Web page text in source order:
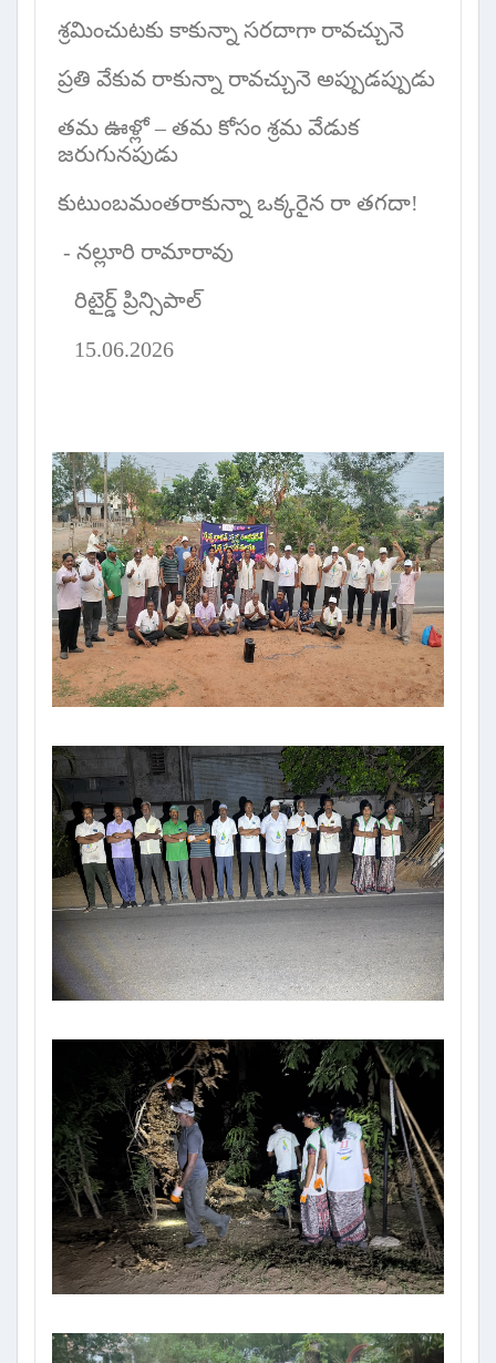
శ్రమించుటకు కాకున్నా సరదాగా రావచ్చునె
ప్రతి వేకువ రాకున్నా రావచ్చునె అప్పుడప్పుడు
తమ ఊళ్లో – తమ కోసం శ్రమ వేడుక
జరుగునపుడు
కుటుంబమంతరాకున్నా ఒక్కరైన రా తగదా!
- నల్లూరి రామారావు
రిటైర్డ్ ప్రిన్సిపాల్
15.06.2026